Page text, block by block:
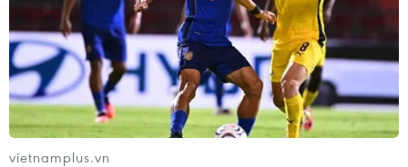
Việt Nam thuộc 13 lĩnh vực kể cả đa ngành; trong đó có
bốn đơn vị thuộc PVN.
vietnamplus.vn